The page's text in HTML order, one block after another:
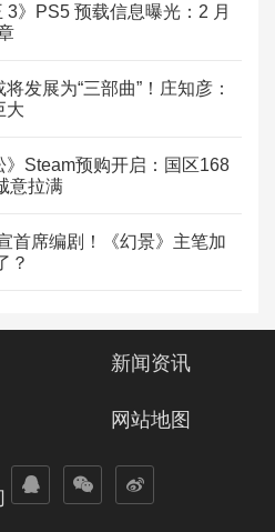
》PS5 预载信息曝光：2 月
发展为“三部曲”！庄知彦：
大
Steam预购开启：国区168
意拉满
首席编剧！《幻景》主笔加
？
新闻资讯
网站地图